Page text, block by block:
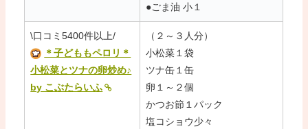
●ごま油 小１
\口コミ5400件以上/
＊子どももペロリ＊
小松菜とツナの卵炒め♪
by こぶたらいふ
（２～３人分）
小松菜１袋
ツナ缶１缶
卵１～２個
かつお節１パック
塩コショウ少々